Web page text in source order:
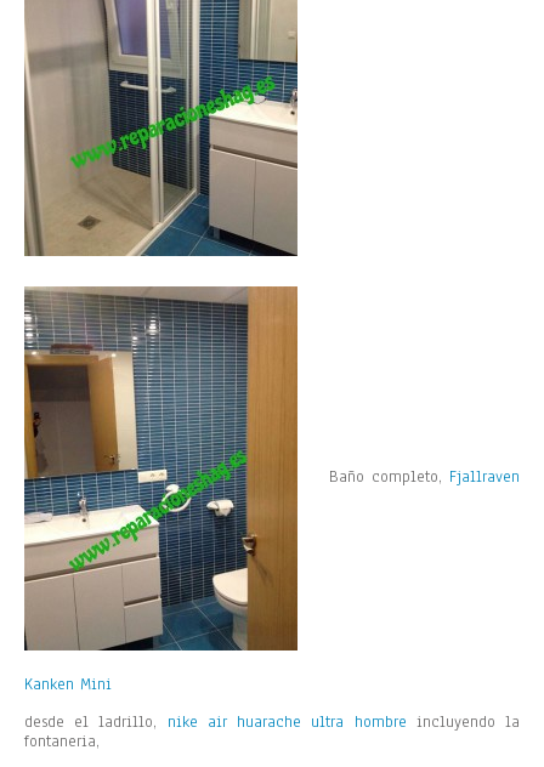
Baño completo, Fjallraven
Kanken Mini
desde el ladrillo, nike air huarache ultra hombre incluyendo la
fontaneria,